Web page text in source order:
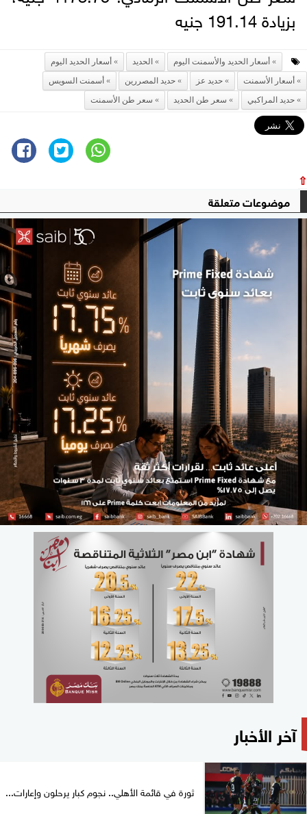
بزيادة 191.14 جنيه
أسعار الحديد والأسمنت اليوم الحديد
أسعار الحديد اليوم
أسعار الأسمنت
حديد عز حديد المصررين
أسمنت السويس
حديد المراكبي
سعر طن الحديد سعر طن الأسمنت
⇧
موضوعات متعلقة
آخر الأخبار
ثورة في قائمة الأهلي.. نجوم كبار يرحلون وإعارات...